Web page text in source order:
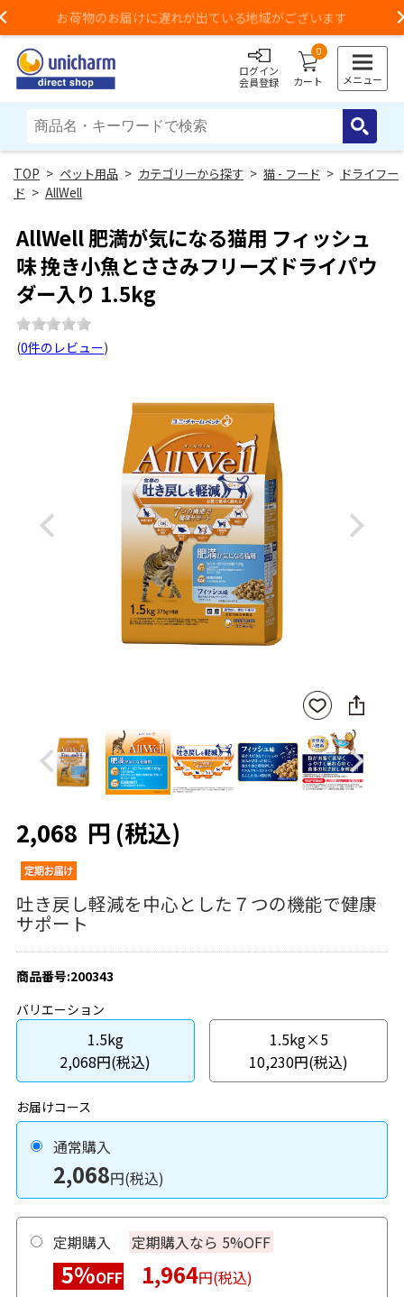
Previous 3,980円以上のご購入で送料無料（一部地域除く）
ログイン
会員登録
0
カート メニュー
> ペット用品 > カテゴリーから探す > 猫 - フード > ドライフー
ド > AllWell
AllWell 肥満が気になる猫用 フィッシュ
味 挽き小魚とささみフリーズドライパウ
ダー入り 1.5kg
(0件のレビュー)
Previous Next
お気
に入
登録
SNS
に
シ
ェ
ア
Previous Next
2,068 円 (税込)
吐き戻し軽減を中心とした７つの機能で健康
サポート
商品番号:200343
バリエーション
1.5kg
2,068円(税込)
1.5kg×5
10,230円(税込)
お届けコース
通常購入
2,068円(税込)
定期購入 定期購入なら 5%OFF
5%OFF 1,964円(税込)